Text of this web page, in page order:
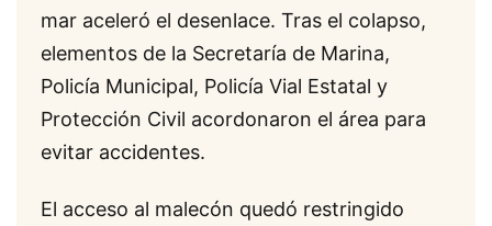
mar aceleró el desenlace. Tras el colapso,
elementos de la Secretaría de Marina,
Policía Municipal, Policía Vial Estatal y
Protección Civil acordonaron el área para
evitar accidentes.
El acceso al malecón quedó restringido